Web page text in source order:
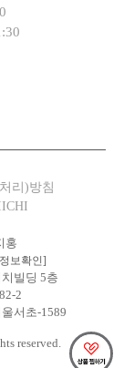
리)방침
홍
보확인]
빌딩 5층
2
서초-1589
reserved.